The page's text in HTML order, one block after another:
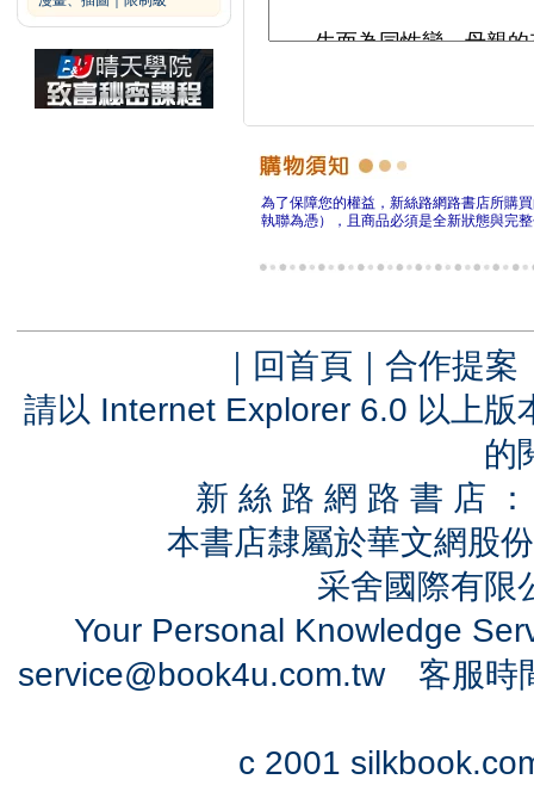
為了保障您的權益，新絲路網路書店所購
執聯為憑），且商品必須是全新狀態與完
｜ 回首頁 ｜ 合作提案
請以 Internet Explorer 6.0 以上
的
新 絲 路 網 路 書 店
本書店隸屬於華文網股
采舍國際有
Your Personal Knowledge
service@book4u.com.tw客服時
c 2001